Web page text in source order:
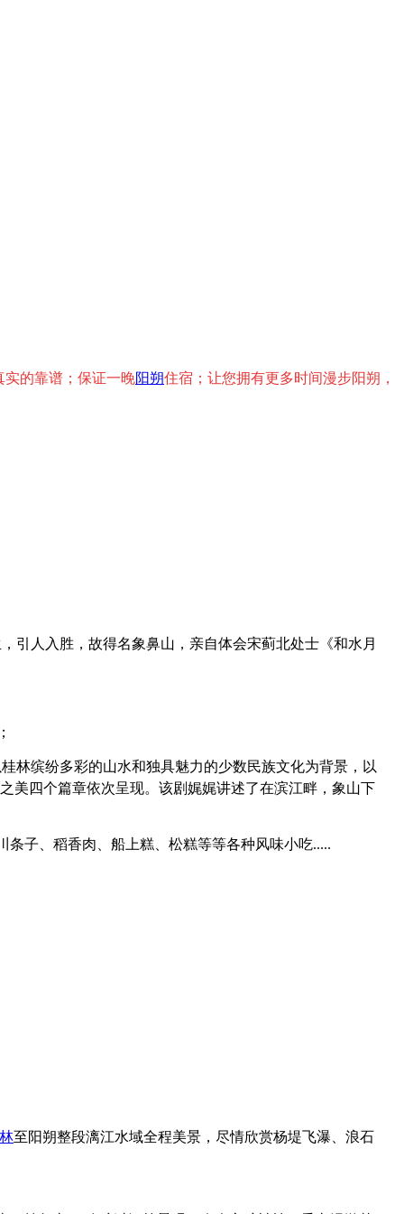
的靠谱；保证一晚阳朔住宿；让您拥有更多时间漫步阳朔，
引人入胜，故得名象鼻山，亲自体会宋蓟北处士《和水月
林缤纷多彩的山水和独具魅力的少数民族文化为背景，以
美四个篇章依次呈现。该剧娓娓讲述了在滨江畔，象山下
条子、稻香肉、船上糕、松糕等等各种风味小吃.....
至阳朔整段漓江水域全程美景，尽情欣赏杨堤飞瀑、浪石